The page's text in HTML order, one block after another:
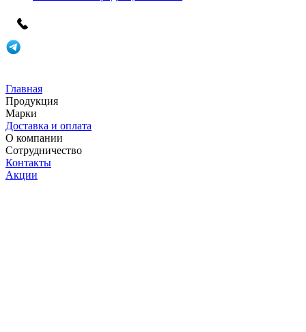
Главная
Продукция
Марки
Доставка и оплата
О компании
Сотрудничество
Контакты
Акции